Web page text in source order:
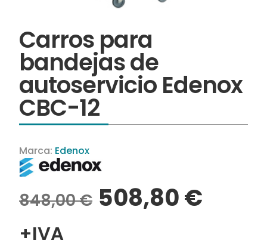
Carros para
bandejas de
autoservicio Edenox
CBC-12
Marca: Edenox
848,00€ 508,80€
+IVA